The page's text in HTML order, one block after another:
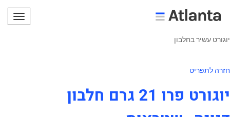
יוגורט עשיר בחלבון
חזרה לתפריט
יוגורט פרו 21 גרם חלבון